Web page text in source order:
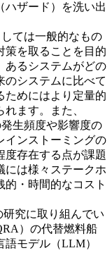
ハザード）を洗い出
ては一般的なもの
策を取ることを目的
あるシステムがどの
のシステムに比べて
ためにはより定量的
ます。また、
生頻度や影響度の
インストーミングの
度存在する点が課題
には様々ステークホ
的・時間的なコスト
究に取り組んでい
）の代替燃料船
モデル（LLM）